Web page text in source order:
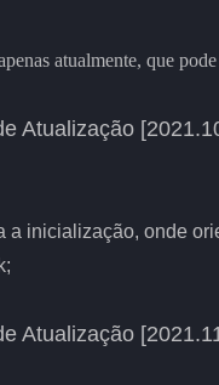
atualmente, que
Atualização
a inicialização, onde
Atualização